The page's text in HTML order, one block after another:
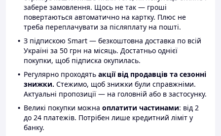
забере замовлення. Щось не так — гроші
повертаються автоматично на картку. Плюс не
треба переплачувати за післяплату на пошті.
З підпискою Smart — безкоштовна доставка по всій
Україні за 50 грн на місяць. Достатньо однієї
покупки, щоб підписка окупилась.
Регулярно проходять акції від продавців та сезонні
знижки. Стежимо, щоб знижки були справжніми.
Актуальні пропозиції — на головній або в застосунку.
Великі покупки можна оплатити частинами: від 2
до 24 платежів. Потрібен лише кредитний ліміт у
банку.